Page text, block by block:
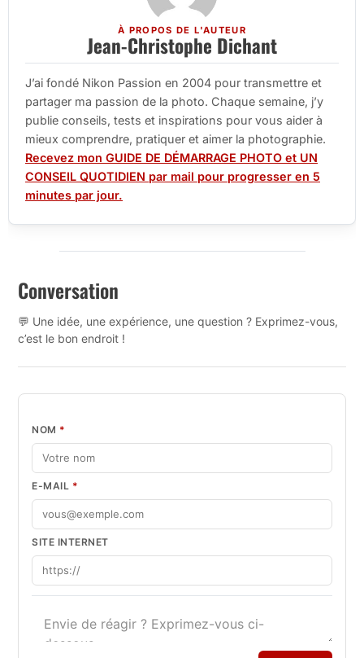
À PROPOS DE L'AUTEUR
Jean-Christophe Dichant
J’ai fondé Nikon Passion en 2004 pour transmettre et
partager ma passion de la photo. Chaque semaine, j’y
publie conseils, tests et inspirations pour vous aider à
mieux comprendre, pratiquer et aimer la photographie.
Recevez mon GUIDE DE DÉMARRAGE PHOTO et UN
CONSEIL QUOTIDIEN par mail pour progresser en 5
minutes par jour.
Conversation
💬 Une idée, une expérience, une question ? Exprimez-vous,
c’est le bon endroit !
NOM *
E-MAIL *
SITE INTERNET